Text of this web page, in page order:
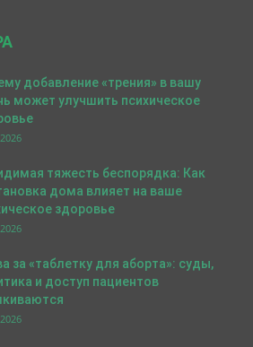
добавление «трения» в вашу
может улучшить психическое
тяжесть беспорядка: Как
дома влияет на ваше
здоровье
за «таблетку для аборта»: суды,
и доступ пациентов